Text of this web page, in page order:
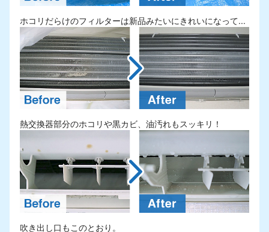
ホコリだらけのフィルターは新品みたいにきれいになって...
熱交換器部分のホコリや黒カビ、油汚れもスッキリ！
吹き出し口もこのとおり。